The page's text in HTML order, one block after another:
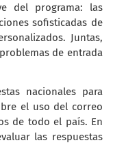
del programa: las
sofisticadas de
Juntas,
de entrada
nacionales para
el uso del correo
de todo el país. En
las respuestas